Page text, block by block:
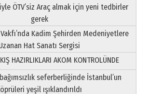
ÖTV’siz Araç almak için yeni tedbirler
gerek
Kadim Şehirden Medeniyetlere
Hat Sanatı Sergisi
HAZIRLIKLARI AKOM KONTROLÜNDE
bağımsızlık seferberliğinde İstanbul’un
yeşil ışıklandırıldı
Yeri
Gündoğdu
ÜÇ KIZI
2026 Perşembe